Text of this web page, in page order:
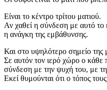
Είναι το κέντρο τρίτου ματιού.
Αν χαθεί η σύνδεση με αυτό το
η ανάγκη της εμβάθυνσης.
Και στο υψηλότερο σημείο της
Σε αυτόν τον ιερό χώρο ο κάθε
σύνδεση με την ψυχή του, με
Εκεί θυμούνται ότι ο τόπος